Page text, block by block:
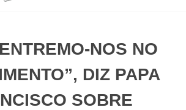
NOS NO
DIZ PAPA
SOBRE